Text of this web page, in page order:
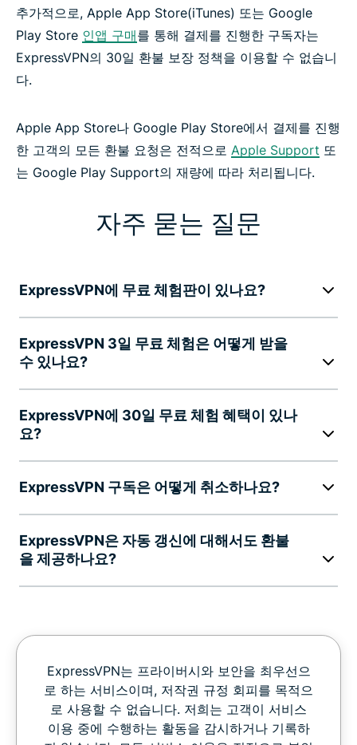
추가적으로, Apple App Store(iTunes) 또는 Google
Play Store 인앱 구매를 통해 결제를 진행한 구독자는
ExpressVPN의 30일 환불 보장 정책을 이용할 수 없습니
다.
Apple App Store나 Google Play Store에서 결제를 진행
한 고객의 모든 환불 요청은 전적으로 Apple Support 또
는 Google Play Support의 재량에 따라 처리됩니다.
자주 묻는 질문
ExpressVPN에 무료 체험판이 있나요?
ExpressVPN 3일 무료 체험은 어떻게 받을
수 있나요?
ExpressVPN에 30일 무료 체험 혜택이 있나
요?
ExpressVPN 구독은 어떻게 취소하나요?
ExpressVPN은 자동 갱신에 대해서도 환불
을 제공하나요?
ExpressVPN는 프라이버시와 보안을 최우선으
로 하는 서비스이며, 저작권 규정 회피를 목적으
로 사용할 수 없습니다. 저희는 고객이 서비스
이용 중에 수행하는 활동을 감시하거나 기록하